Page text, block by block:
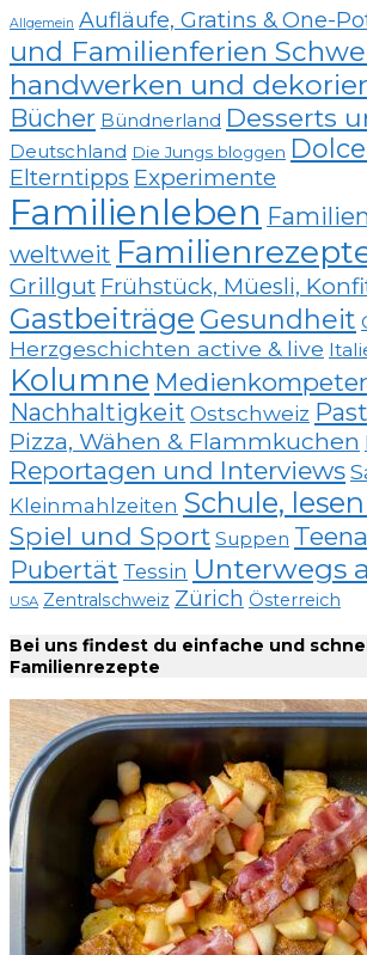
Allgemein Aufläufe, Gratins & One-
und Familienferien
handwerken und
Bücher Bündnerland Desserts
Deutschland Die Jungs bloggen
Elterntipps Experimente
Familienleben
weltweit
Grillgut Frühstück, Müesli,
Gastbeiträge Gesundheit
Herzgeschichten active & live
Kolumne
Nachhaltigkeit Ostschweiz
Pizza, Wähen & Flammkuchen
Reportagen und Interviews
Kleinmahlzeiten Schule,
Spiel und Sport Suppen
Pubertät Tessin Unterwegs
USA Zentralschweiz Zürich Österreich
Bei uns findest du einfache und
Familienrezepte